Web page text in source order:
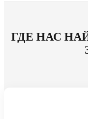
ГДЕ НАС